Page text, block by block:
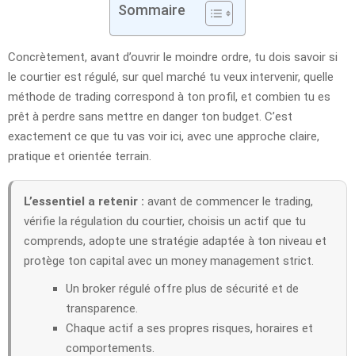
Sommaire
Concrètement, avant d’ouvrir le moindre ordre, tu dois savoir si
le courtier est régulé, sur quel marché tu veux intervenir, quelle
méthode de trading correspond à ton profil, et combien tu es
prêt à perdre sans mettre en danger ton budget. C’est
exactement ce que tu vas voir ici, avec une approche claire,
pratique et orientée terrain.
L’essentiel a retenir : avant de commencer le trading,
vérifie la régulation du courtier, choisis un actif que tu
comprends, adopte une stratégie adaptée à ton niveau et
protège ton capital avec un money management strict.
Un broker régulé offre plus de sécurité et de
transparence.
Chaque actif a ses propres risques, horaires et
comportements.